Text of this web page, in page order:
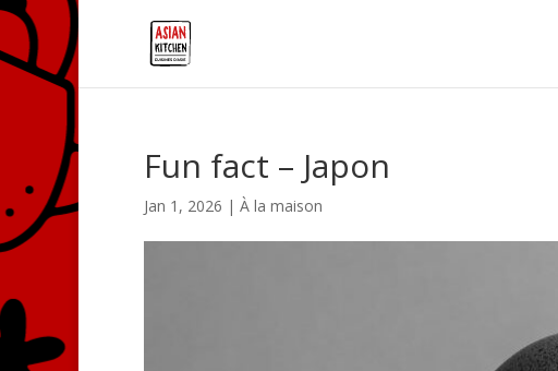
Fun fact – Japon
Jan 1, 2026 | À la maison